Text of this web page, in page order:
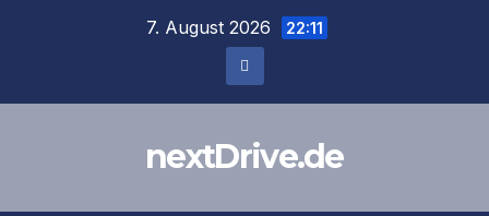
7. August 2026 22:11
nextDrive.de